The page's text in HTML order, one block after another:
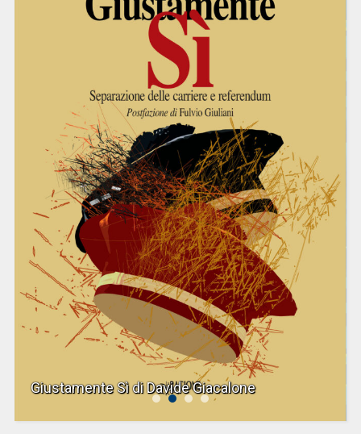
Giustamente Sì di Davide Giacalone